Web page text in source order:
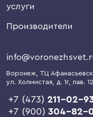
услуги
Производители
Воронеж, ТЦ
ул. Холмистая, д. 1г, пав.
+7 (473) 211-02-
+7 (900)304-82-